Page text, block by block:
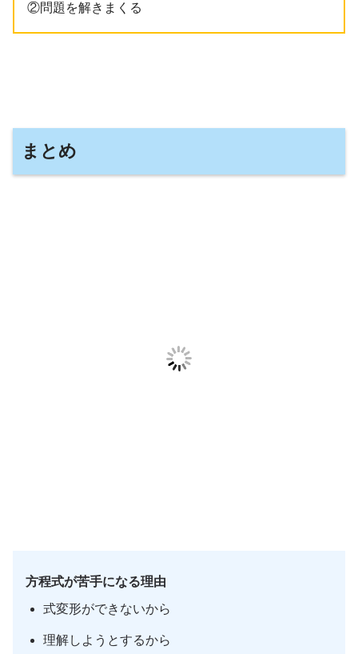
②問題を解きまくる
まとめ
方程式が苦手になる理由
式変形ができないから
理解しようとするから